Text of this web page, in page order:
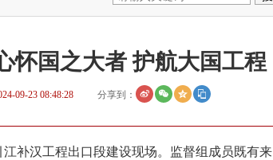
怀国之大者 护航大国工程
09-23 08:48:28 分享到：
补汉工程出口段建设现场。监督组成员既有来